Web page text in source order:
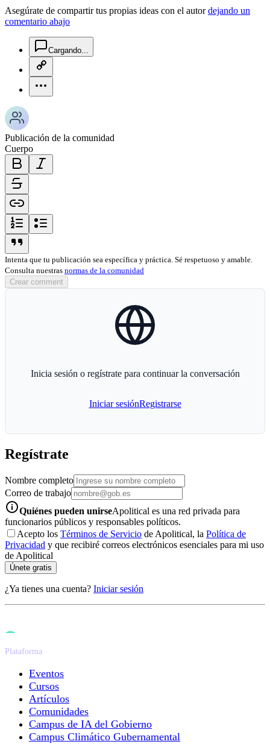
Asegúrate de compartir tus propias ideas con el autordejando un
comentario abajo
Cargando...
Publicación de la comunidad
Cuerpo
bold-icon
link-icon
ordered-list-icon
Intenta que tu publicación sea específica y práctica. Sé respetuoso y amable.
Consulta nuestras normas de la comunidad
Crear comment
Inicia sesión o regístrate para continuar la conversación
Iniciar sesiónRegistrarse
Regístrate
Nombre completo
Correo de trabajo
Quiénes pueden unirseApolitical es una red privada para
funcionarios públicos y responsables políticos.
Acepto los Términos de Servicio de Apolitical, la Política de
Privacidad y que recibiré correos electrónicos esenciales para mi uso
de Apolitical
Únete gratis
¿Ya tienes una cuenta? Iniciar sesión
Plataforma
Eventos
Cursos
Artículos
Comunidades
Campus de IA del Gobierno
Campus Climático Gubernamental